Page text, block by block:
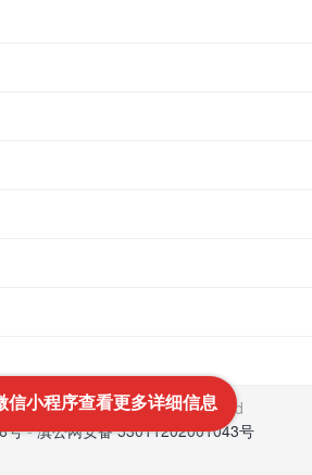
2022文笔网All Rights Reserved
号-滇公网安备 53011202001043号
信小程序查看更多详细信息